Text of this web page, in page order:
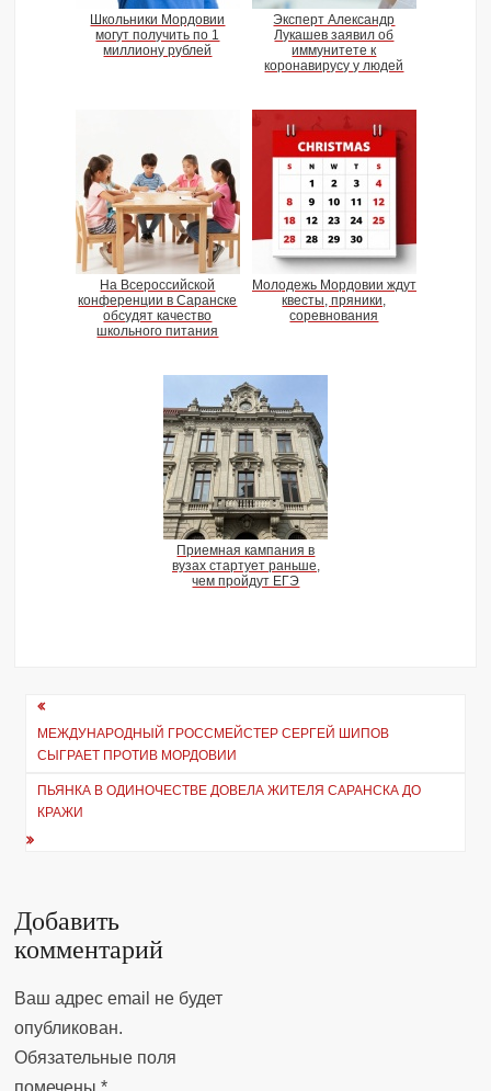
Школьники Мордовии
могут получить по 1
миллиону рублей
Эксперт Александр
Лукашев заявил об
иммунитете к
коронавирусу у людей
На Всероссийской
конференции в Саранске
обсудят качество
школьного питания
Молодежь Мордовии ждут
квесты, пряники,
соревнования
Приемная кампания в
вузах стартует раньше,
чем пройдут ЕГЭ
Навигация
по
записям
МЕЖДУНАРОДНЫЙ ГРОССМЕЙСТЕР СЕРГЕЙ ШИПОВ
СЫГРАЕТ ПРОТИВ МОРДОВИИ
ПЬЯНКА В ОДИНОЧЕСТВЕ ДОВЕЛА ЖИТЕЛЯ САРАНСКА ДО
КРАЖИ
Добавить
комментарий
Ваш адрес email не будет
опубликован.
Обязательные поля